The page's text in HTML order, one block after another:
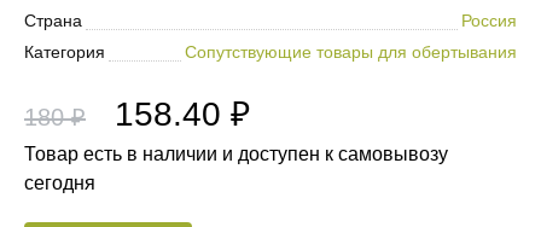
Страна
Россия
Категория
Сопутствующие товары для обертывания
180 ₽ 158.40 ₽
Товар есть в наличии и доступен к самовывозу
сегодня